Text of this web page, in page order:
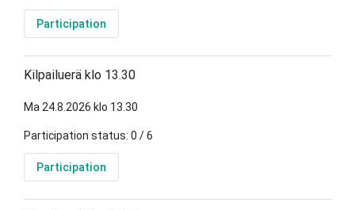
Participation
Kilpailuerä klo 13.30
Ma 24.8.2026 klo 13.30
Participation status: 0 / 6
Participation